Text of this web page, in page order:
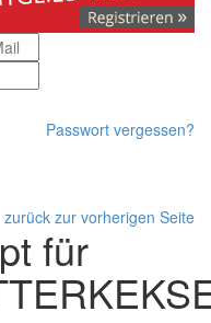
Passwort vergessen?
zurück zur vorherigen Seite
für